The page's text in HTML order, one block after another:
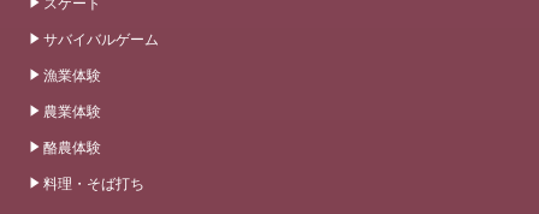
サバイバルゲーム
漁業体験
農業体験
酪農体験
料理・そば打ち